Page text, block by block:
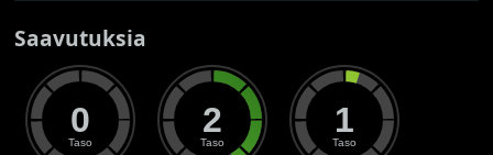
Saavutuksia
0
Taso
2
Taso
1
Taso